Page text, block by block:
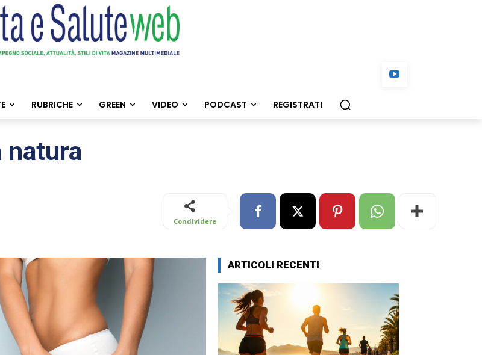
RUBRICHE GREEN VIDEO PODCAST REGISTRATI
Condividere
ARTICOLI RECENTI